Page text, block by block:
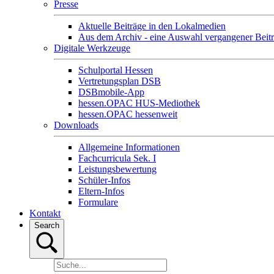
Presse
Aktuelle Beiträge in den Lokalmedien
Aus dem Archiv - eine Auswahl vergangener
Digitale Werkzeuge
Schulportal Hessen
Vertretungsplan DSB
DSBmobile-App
hessen.OPAC HUS-Mediothek
hessen.OPAC hessenweit
Downloads
Allgemeine Informationen
Fachcurricula Sek. I
Leistungsbewertung
Schüler-Infos
Eltern-Infos
Formulare
Kontakt
Search